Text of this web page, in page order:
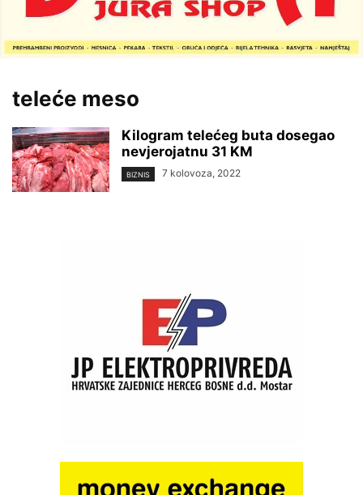
teleće meso
Kilogram telećeg buta dosegao
nevjerojatnu 31 KM
BIZNIS 7 kolovoza, 2022